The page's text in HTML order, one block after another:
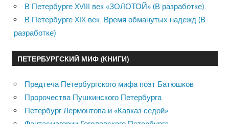
В Петербурге XVIII век «ЗОЛОТОЙ» (В разработке)
В Петербурге XIX век. Время обманутых надежд (В
разработке)
ПЕТЕРБУРГСКИЙ МИФ (КНИГИ)
Предтеча Петербургского мифа поэт Батюшков
Пророчества Пушкинского Петербурга
Петербург Лермонтова и «Кавказ седой»